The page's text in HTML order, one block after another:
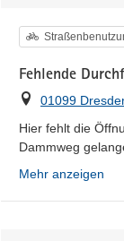
Kategorie
Fehlende
Ort
01099
Hier fehlt die
Dammweg
Mehr anzeigen